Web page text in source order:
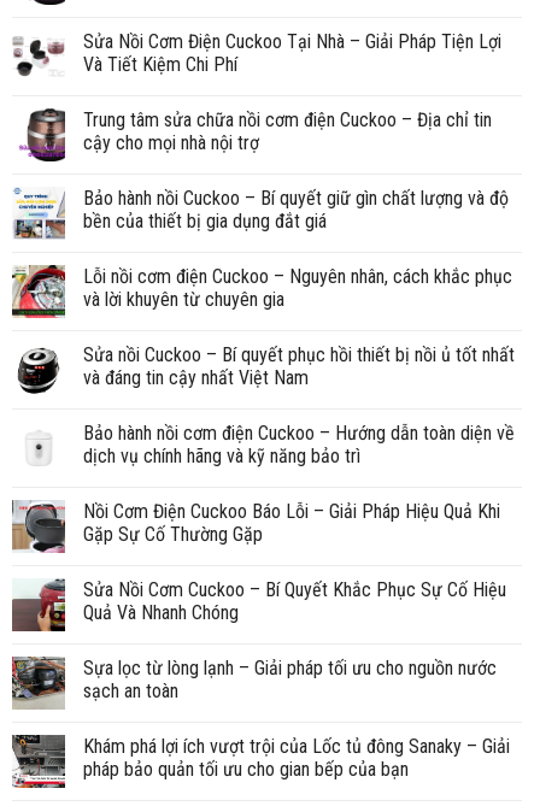
Sửa Nồi Cơm Điện Cuckoo Tại Nhà – Giải Pháp Tiện Lợi
Và Tiết Kiệm Chi Phí
Trung tâm sửa chữa nồi cơm điện Cuckoo – Địa chỉ tin
cậy cho mọi nhà nội trợ
Bảo hành nồi Cuckoo – Bí quyết giữ gìn chất lượng và độ
bền của thiết bị gia dụng đắt giá
Lỗi nồi cơm điện Cuckoo – Nguyên nhân, cách khắc phục
và lời khuyên từ chuyên gia
Sửa nồi Cuckoo – Bí quyết phục hồi thiết bị nồi ủ tốt nhất
và đáng tin cậy nhất Việt Nam
Bảo hành nồi cơm điện Cuckoo – Hướng dẫn toàn diện về
dịch vụ chính hãng và kỹ năng bảo trì
Nồi Cơm Điện Cuckoo Báo Lỗi – Giải Pháp Hiệu Quả Khi
Gặp Sự Cố Thường Gặp
Sửa Nồi Cơm Cuckoo – Bí Quyết Khắc Phục Sự Cố Hiệu
Quả Và Nhanh Chóng
Sựa lọc từ lòng lạnh – Giải pháp tối ưu cho nguồn nước
sạch an toàn
Khám phá lợi ích vượt trội của Lốc tủ đông Sanaky – Giải
pháp bảo quản tối ưu cho gian bếp của bạn